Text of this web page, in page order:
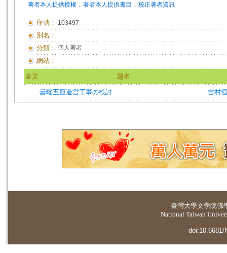
著者本人提供授權 ． 著者本人提供書目 ． 校正著者資訊
序號： 103497
別名：
分類： 個人著者
網站：
全文 題名
曇曜五窟造営工事の検討 吉村恒
臺灣大學文學院佛
National Taiwan
doi:10.6681/